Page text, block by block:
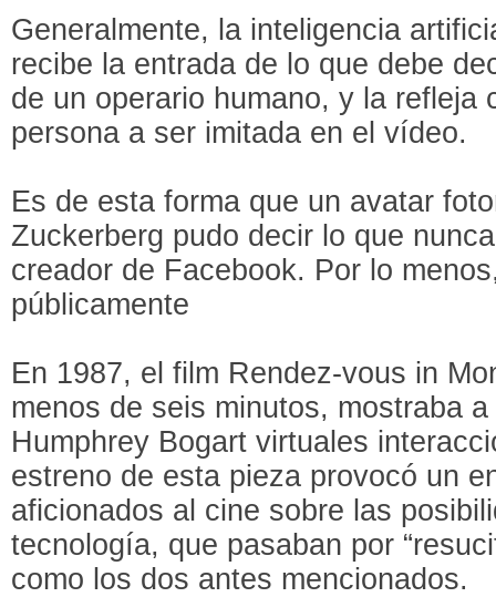
Generalmente, la inteligencia
recibe la entrada de lo que debe
de un operario humano, y la refleja
persona a ser imitada en el vídeo.
Es de esta forma que un avatar
Zuckerberg pudo decir lo que
creador de Facebook. Por lo
públicamente
En 1987, el film Rendez-vous in
menos de seis minutos, mostraba
Humphrey Bogart virtuales
estreno de esta pieza provocó un
aficionados al cine sobre las
tecnología, que pasaban por
como los dos antes mencionados.